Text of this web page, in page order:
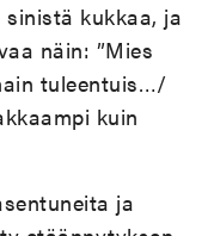
kukkaa, ja
näin: ”Mies
tuleentuis…/
kuin
ja